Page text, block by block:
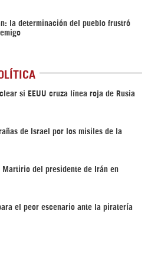
la determinación del pueblo frustró
si EEUU cruza línea roja de Rusia
de Israel por los misiles de la
Martirio del presidente de Irán en
el peor escenario ante la piratería